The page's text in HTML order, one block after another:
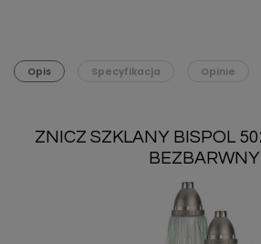
Opis Specyfikacja Opinie
ZNICZ SZKLANY BISPOL
BEZBARWNY